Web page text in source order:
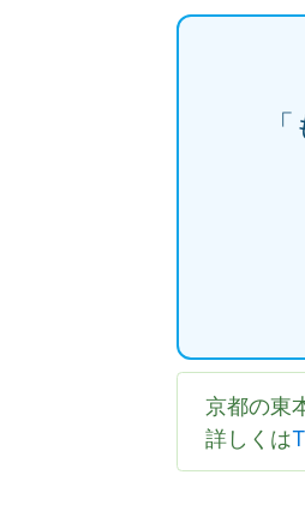
京都の東
詳しくは